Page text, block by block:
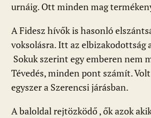
urnáig. Ott minden mag
A Fidesz hívők is hasonló
voksolásra. Itt az elbizakodottság
Sokuk szerint egy emberen nem
Tévedés, minden pont számít.
egyszer a Szerencsi járásban.
A baloldal rejtözködő , ők azok